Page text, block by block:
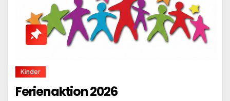
Kinder
Ferienaktion 2026